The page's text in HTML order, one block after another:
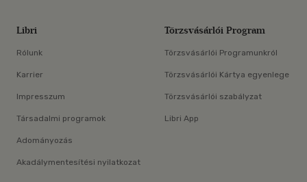
Libri
Rólunk
Karrier
Impresszum
Társadalmi programok
Adományozás
Akadálymentesítési nyilatkozat
Törzsvásárlói Program
Törzsvásárlói Programunkról
Törzsvásárlói Kártya egyenlege
Törzsvásárlói szabályzat
Libri App